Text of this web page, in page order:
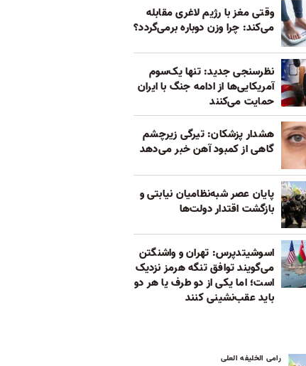
وقتی مغز با رژیم لاغری مقابله
می‌کند: چرا وزن دوباره برمی‌گردد؟
نظرسنجی جدید: تنها یک‌سوم
آمریکایی‌ها از ادامه جنگ با ایران
حمایت می‌کنند
هشدار پزشکان: تیرگی زیرچشم
گاهی از کمبود آهن خبر می‌دهد
پایان عصر شبه‌نظامیان نیابتی و
بازگشت اقتدار دولت‌ها
اسوشیتدپرس: تهران و واشنگتن
می‌گویند توافق تنگه هرمز نزدیک
است؛ اما یکی از دو طرف یا هر دو
باید عقب‌نشینی کنند
رامی الخلیفه العلی